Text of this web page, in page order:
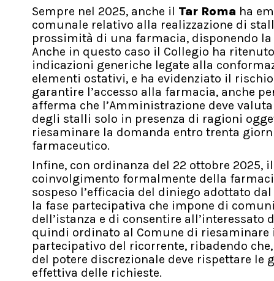
Sempre nel 2025, anche il Tar Roma ha
comunale relativo alla realizzazione di
prossimità di una farmacia, disponendo
Anche in questo caso il Collegio ha
indicazioni generiche legate alla
elementi ostativi, e ha evidenziato il
garantire l’accesso alla farmacia, anche
afferma che l’Amministrazione deve
degli stalli solo in presenza di ragioni
riesaminare la domanda entro trenta
farmaceutico.
Infine, con ordinanza del 22 ottobre 2025, il
coinvolgimento formalmente della
sospeso l’efficacia del diniego adottato
la fase partecipativa che impone di
dell’istanza e di consentire all’interessato
quindi ordinato al Comune di
partecipativo del ricorrente, ribadendo
del potere discrezionale deve rispettare
effettiva delle richieste.